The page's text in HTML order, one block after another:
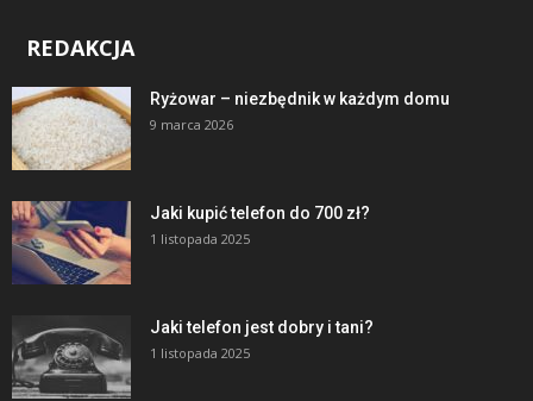
REDAKCJA
Ryżowar – niezbędnik w każdym domu
9 marca 2026
Jaki kupić telefon do 700 zł?
1 listopada 2025
Jaki telefon jest dobry i tani?
1 listopada 2025